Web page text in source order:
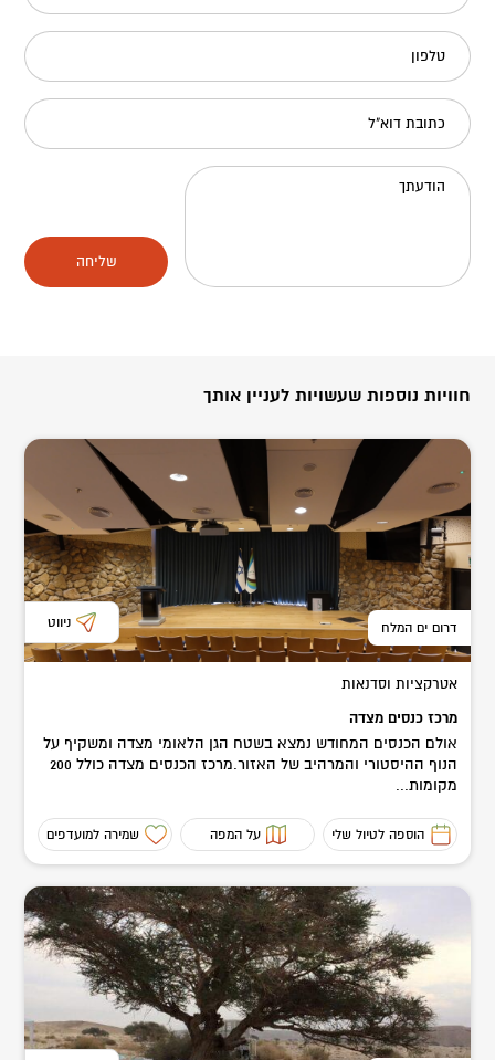
טלפון
כתובת דוא"ל
הודעתך
שליחה
חוויות נוספות שעשויות לעניין אותך
דרום ים המלח ניווט
אטרקציות וסדנאות
מרכז כנסים מצדה
אולם הכנסים המחודש נמצא בשטח הגן הלאומי מצדה ומשקיף על
הנוף ההיסטורי והמרהיב של האזור.מרכז הכנסים מצדה כולל 200
מקומות...
הוספה לטיול שלי על המפה שמירה למועדפים